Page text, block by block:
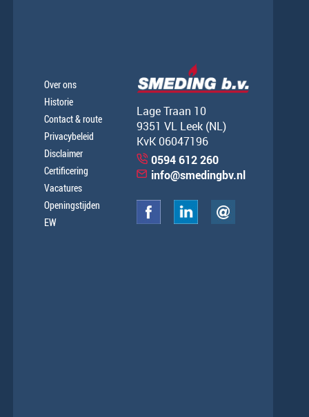
Over ons
Historie
Contact & route
Privacybeleid
Disclaimer
Certificering
Vacatures
Openingstijden
EW
Lage Traan 10
9351 VL Leek (NL)
KvK 06047196
0594 612 260
info@smedingbv.nl